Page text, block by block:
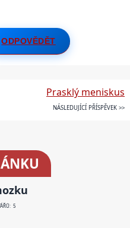
ODPOVĚDĚT
Prasklý meniskus
NÁSLEDUJÍCÍ PŘÍSPĚVEK >>
5